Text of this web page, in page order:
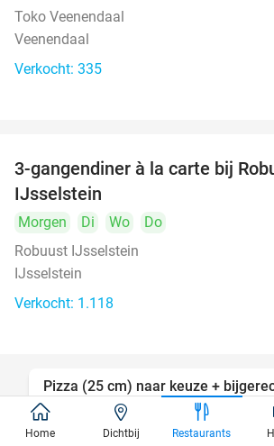
Toko Veenendaal
Veenendaal
Verkocht: 335
3-gangendiner à la carte bij
IJsselstein
Morgen Di Wo
Do
Robuust IJsselstein
IJsselstein
Verkocht: 1.118
Pizza (25 cm) naar keuze +
voor afhaal bij New York Pizza
Vandaag
Morgen Di Wo
Home Dichtbij Restaurants